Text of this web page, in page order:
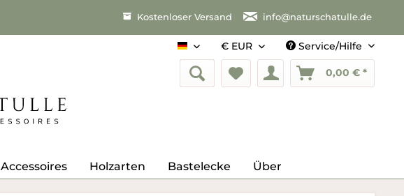
Kostenloser Versand info@naturschatulle.de
Deutsch Service/Hilfe
0,00 € *
Accessoires Holzarten Bastelecke Über